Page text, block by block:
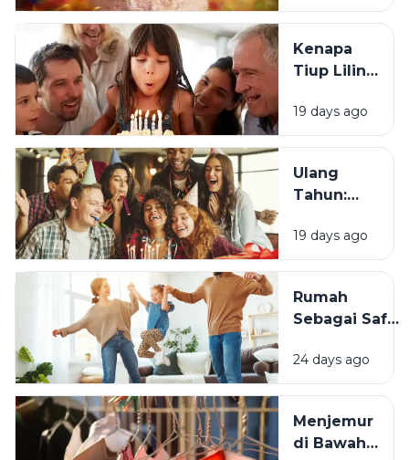
Berawal?
Kenapa
Tiup Lilin
Tradisi
Saat Ulang
19 days ago
Ulang
Tahun:
Momen
Bertambah
Terasa
Istimewa?
19 days ago
Rumah
Sebagai Safe
Mengapa
Lingkungan
Tinggal yang
Bersih
24 days ago
Menjemur
di Bawah